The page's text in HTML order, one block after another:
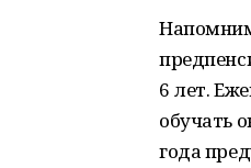
6 лет.
обучать
года